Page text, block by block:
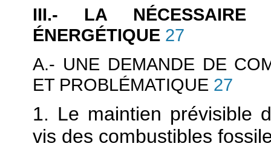
III.- LA NÉCESSAIRE
ÉNERGÉTIQUE 27
A.- UNE DEMANDE DE
ET PROBLÉMATIQUE 27
1. Le maintien prévisible
vis des combustibles